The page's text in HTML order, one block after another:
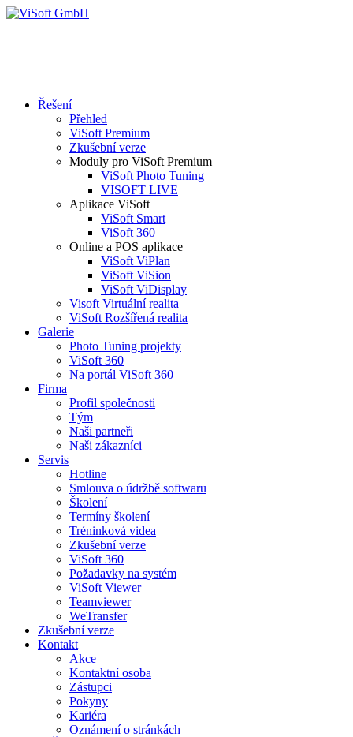
Řešení
Přehled
ViSoft Premium
Zkušební verze
Moduly pro ViSoft Premium
ViSoft Photo Tuning
VISOFT LIVE
Aplikace ViSoft
ViSoft Smart
ViSoft 360
Online a POS aplikace
ViSoft ViPlan
ViSoft ViSion
ViSoft ViDisplay
Visoft Virtuální realita
ViSoft Rozšířená realita
Galerie
Photo Tuning projekty
ViSoft 360
Na portál ViSoft 360
Firma
Profil společnosti
Tým
Naši partneři
Naši zákazníci
Servis
Hotline
Smlouva o údržbě softwaru
Školení
Termíny školení
Tréninková videa
Zkušební verze
ViSoft 360
Požadavky na systém
ViSoft Viewer
Teamviewer
WeTransfer
Zkušební verze
Kontakt
Akce
Kontaktní osoba
Zástupci
Pokyny
Kariéra
Oznámení o stránkách